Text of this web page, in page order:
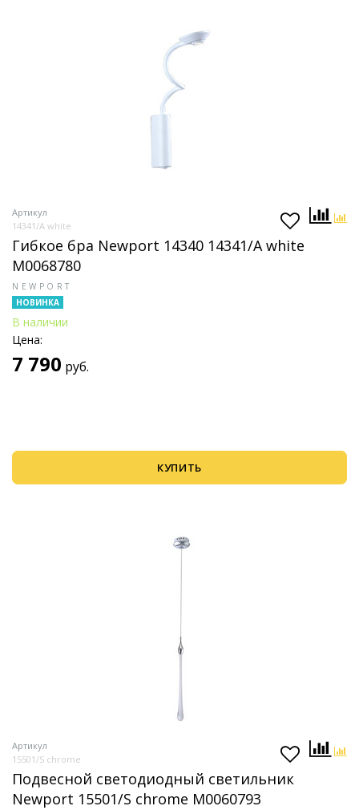
Артикул
14341/A white
Гибкое бра Newport 14340 14341/A white
М0068780
NEWPORT
НОВИНКА
В наличии
Цена:
7 790 руб.
КУПИТЬ
Артикул
15501/S chrome
Подвесной светодиодный светильник
Newport 15501/S chrome М0060793